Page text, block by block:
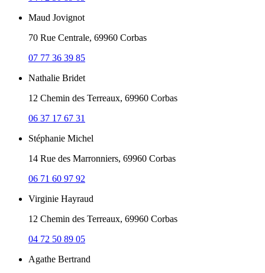
Maud Jovignot
70 Rue Centrale, 69960 Corbas
07 77 36 39 85
Nathalie Bridet
12 Chemin des Terreaux, 69960 Corbas
06 37 17 67 31
Stéphanie Michel
14 Rue des Marronniers, 69960 Corbas
06 71 60 97 92
Virginie Hayraud
12 Chemin des Terreaux, 69960 Corbas
04 72 50 89 05
Agathe Bertrand